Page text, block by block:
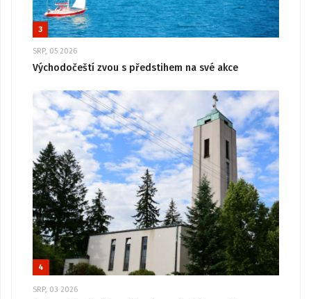
3
SRP, 05 2026
Východočeští zvou s předstihem na své akce
4
SRP, 03 2026